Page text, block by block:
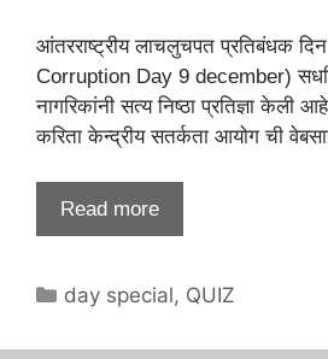
आंतरराष्ट्रीय लाचलुचपत प्रतिबंधक
Corruption Day 9 december)
नागरिकांनी सत्य निष्ठा प्रतिज्ञा केली
करिता केन्द्रीय सतर्कता आयोग ची
Read more
Categories
day special, QUIZ